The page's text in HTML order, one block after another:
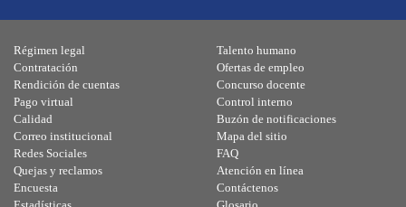
Régimen legal
Contratación
Rendición de cuentas
Pago virtual
Calidad
Talento humano
Ofertas de empleo
Concurso docente
Control interno
Buzón de notificaciones
Correo institucional
Redes Sociales
Quejas y reclamos
Encuesta
Mapa del sitio
FAQ
Atención en línea
Contáctenos